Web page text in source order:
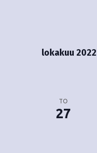
lokakuu 2022
TO
27